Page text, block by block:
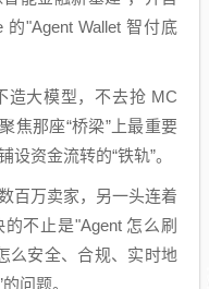
"Agent Wallet 智付底
造大模型，不去抢 MC
焦那座“桥梁”上最重要
资金流转的“铁轨”。
百万卖家，另一头连着
不止是"Agent 怎么刷
么安全、合规、实时地
问题。